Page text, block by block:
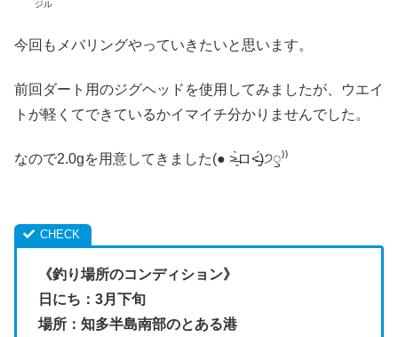
ジル
今回もメバリングやっていきたいと思います。
前回ダート用のジグヘッドを使用してみましたが、ウエイ
トが軽くてできているかイマイチ分かりませんでした。
なので2.0gを用意してきました(● ˃̶͈̀ロ˂̶͈́)੭ꠥ⁾⁾
《釣り場所のコンディション》
日にち：3月下旬
場所：知多半島南部のとある港